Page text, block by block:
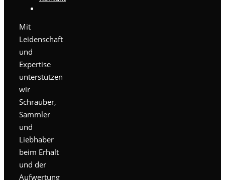
Mit
Leidenschaft
und
Expertise
unterstützen
wir
Schrauber,
Sammler
und
Liebhaber
beim Erhalt
und der
Aufwertung